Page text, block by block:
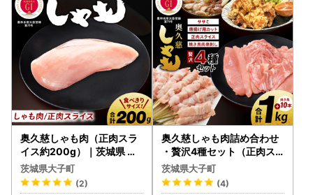
奥久慈しゃも肉（正肉スラ
イス約200g）｜茨城県 大
子町 奥久慈 袋田 奥久慈し
ゃも生産組合 軍鶏 地鶏 鶏
肉 スライス 冷凍（AR006
茨城県大子町
(2)
奥久慈しゃも肉詰め合わせ
・贅沢4種セット（正肉ス
ライス約200g・唐揚げ用
カット約400g・ササミ約2
00g・焼き鳥肉串刺し10本
茨城県大子町
(4)